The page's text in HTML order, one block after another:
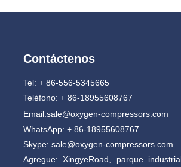
Contáctenos
Tel: + 86-556-5345665
Teléfono: + 86-18955608767
Email:sale@oxygen-compressors.com
WhatsApp: + 86-18955608767
Skype: sale@oxygen-compressors.com
Agregue: XingyeRoad, parque